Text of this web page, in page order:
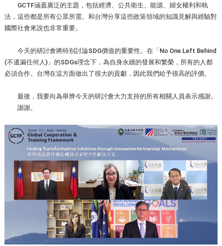
GCTF涵蓋廣泛的主題，包括經濟、公共衛生、能源、婦女權利和執
法，這些都是所有公眾所需。和台灣分享這些政策領域的知識見解與經驗對
國際社會來說也非常重要。
今天的研討會將特别討論SDG價值的重要性。在「No One Left Behind
(不遺漏任何人)」的SDGs理念下，為自身永續的發展和繁榮，所有的人都
必須合作。台灣在這方面做出了很大的貢獻，因此我們給予很高的評價。
最後，我要向為舉辨今天的研討會大力支持的所有相關人員表示感謝。
謝謝。